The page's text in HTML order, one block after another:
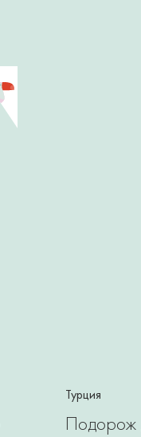
Турция
Подорож